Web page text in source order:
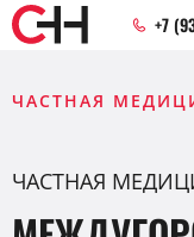
+7
ЧАСТНАЯ
ЧАСТНАЯ